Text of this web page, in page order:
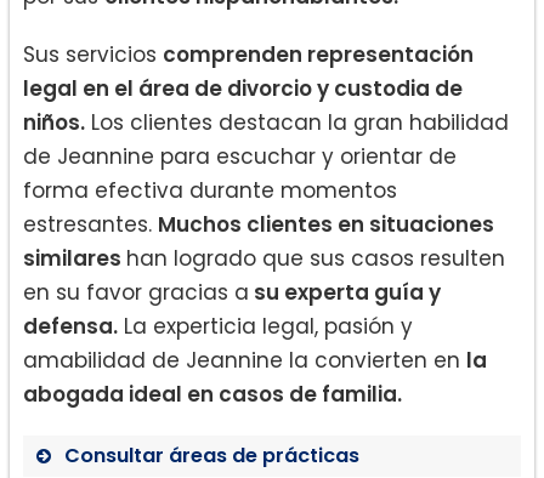
Sus servicios comprenden representación
legal en el área de divorcio y custodia de
niños. Los clientes destacan la gran habilidad
de Jeannine para escuchar y orientar de
forma efectiva durante momentos
estresantes. Muchos clientes en situaciones
similares han logrado que sus casos resulten
en su favor gracias a su experta guía y
defensa. La experticia legal, pasión y
amabilidad de Jeannine la convierten en la
abogada ideal en casos de familia.
Consultar áreas de prácticas